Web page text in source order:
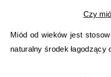
Czy
Miód od wieków jest
naturalny środek